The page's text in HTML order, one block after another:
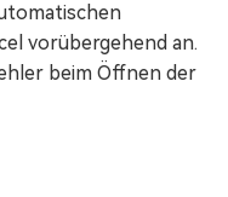
vorübergehend an.
beim Öffnen der